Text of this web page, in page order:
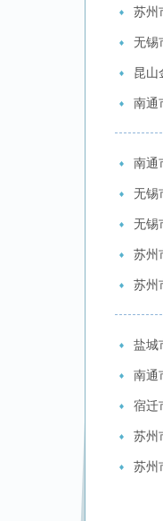
苏州
无锡
昆山
南通
南通
无锡
无锡
苏州
苏州
盐城
南通
宿迁
苏州
苏州